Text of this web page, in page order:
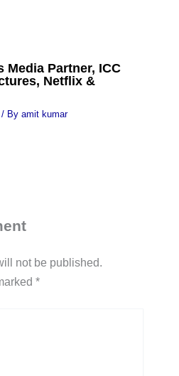
Media Partner, ICC
Netflix &
By amit kumar
not be published.
*